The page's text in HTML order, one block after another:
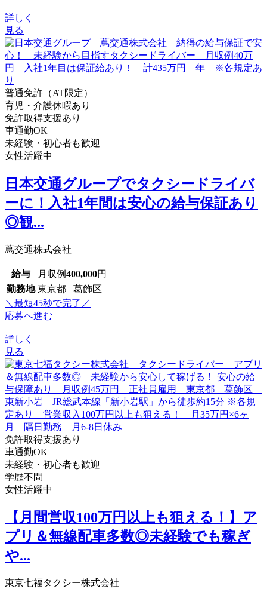
詳しく
見る
普通免許（AT限定）
育児・介護休暇あり
免許取得支援あり
車通勤OK
未経験・初心者も歓迎
女性活躍中
日本交通グループでタクシードライバ
ーに！入社1年間は安心の給与保証あり
◎観...
蔦交通株式会社
給与 月収例400,000円
勤務地 東京都 葛飾区
＼最短45秒で完了／
応募へ進む
詳しく
見る
免許取得支援あり
車通勤OK
未経験・初心者も歓迎
学歴不問
女性活躍中
【月間営収100万円以上も狙える！】ア
プリ＆無線配車多数◎未経験でも稼ぎ
や...
東京七福タクシー株式会社